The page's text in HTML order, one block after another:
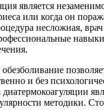
является
или когда он
несложная,
и без
методики.